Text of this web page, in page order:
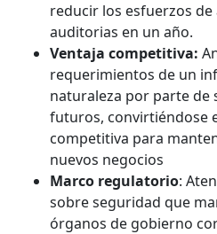
reducir los esfuerzos
auditorias en un año.
Ventaja competitiva:
requerimientos de un
naturaleza por parte de
futuros, convirtiéndose
competitiva para
nuevos negocios
Marco regulatorio:
sobre seguridad que
órganos de gobierno